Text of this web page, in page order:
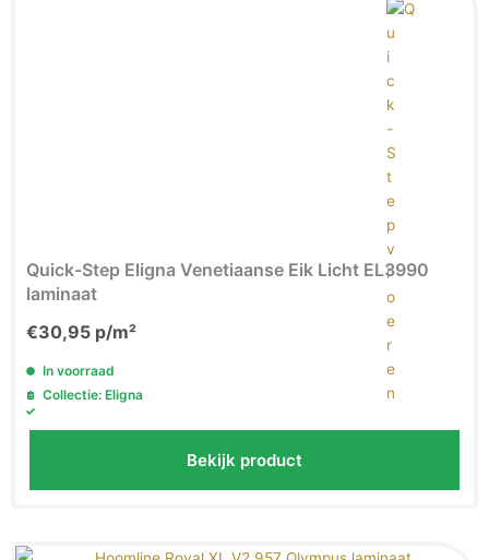
Quick-Step Eligna Venetiaanse Eik Licht EL3990
laminaat
€30,95 p/m²
In voorraad
Collectie: Eligna
Bekijk product